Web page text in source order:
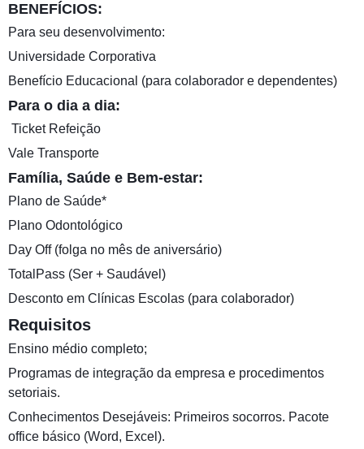
BENEFÍCIOS:
Para seu desenvolvimento:
Universidade Corporativa
Benefício Educacional (para colaborador e dependentes)
Para o dia a dia:
️ Ticket Refeição
Vale Transporte
Família, Saúde e Bem-estar:
Plano de Saúde*
Plano Odontológico
Day Off (folga no mês de aniversário)
TotalPass (Ser + Saudável)
Desconto em Clínicas Escolas (para colaborador)
Requisitos
Ensino médio completo;
Programas de integração da empresa e procedimentos
setoriais.
Conhecimentos Desejáveis: Primeiros socorros. Pacote
office básico (Word, Excel).